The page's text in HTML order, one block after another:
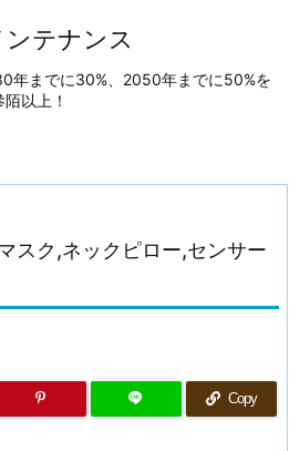
テナンス
年までに30%、2050年までに50%を
以上！
スク,ネックピロー,センサー
Copy